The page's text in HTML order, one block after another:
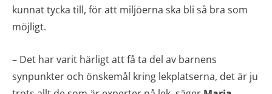
kunnat tycka till, för att miljöerna ska bli så bra som
möjligt.
– Det har varit härligt att få ta del av barnens
synpunkter och önskemål kring lekplatserna, det är ju